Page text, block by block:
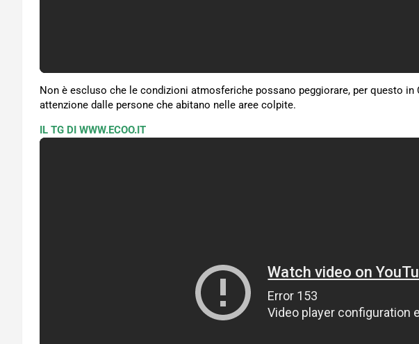
Non è escluso che le condizioni atmosferiche possano peggiorare, per questo
attenzione dalle persone che abitano nelle aree colpite.
IL TG DI WWW.ECOO.IT